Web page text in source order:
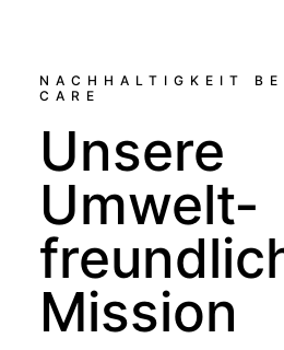
NACHHALTIGKEIT
CARE
Unsere
Umwelt­
Mission